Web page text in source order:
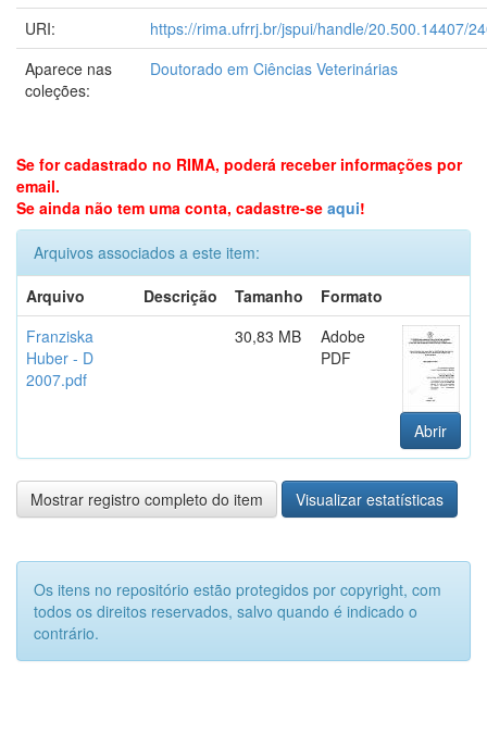
URI:
https://rima.ufrrj.br/jspui/handle/20.500.14407/
Aparece nas
coleções:
Doutorado em Ciências Veterinárias
Se for cadastrado no RIMA, poderá receber informações por
email.
Se ainda não tem uma conta, cadastre-se aqui!
Arquivos associados a este item:
Arquivo
Descrição Tamanho
Formato
Franziska
Huber - D
2007.pdf
30,83 MB
Adobe
PDF
Abrir
Mostrar registro completo do item Visualizar estatísticas
Os itens no repositório estão protegidos por copyright, com
todos os direitos reservados, salvo quando é indicado o
contrário.